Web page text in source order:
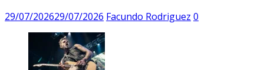
29/07/202629/07/2026 Facundo Rodriguez 0